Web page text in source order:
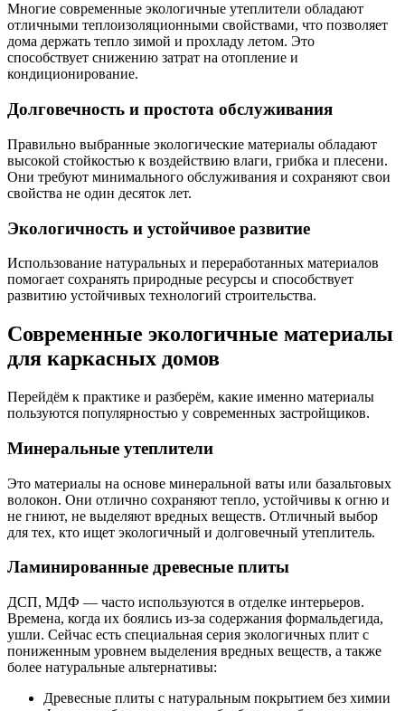
Многие современные экологичные утеплители обладают
отличными теплоизоляционными свойствами, что позволяет
дома держать тепло зимой и прохладу летом. Это
способствует снижению затрат на отопление и
кондиционирование.
Долговечность и простота обслуживания
Правильно выбранные экологические материалы обладают
высокой стойкостью к воздействию влаги, грибка и плесени.
Они требуют минимального обслуживания и сохраняют свои
свойства не один десяток лет.
Экологичность и устойчивое развитие
Использование натуральных и переработанных материалов
помогает сохранять природные ресурсы и способствует
развитию устойчивых технологий строительства.
Современные экологичные материалы
для каркасных домов
Перейдём к практике и разберём, какие именно материалы
пользуются популярностью у современных застройщиков.
Минеральные утеплители
Это материалы на основе минеральной ваты или базальтовых
волокон. Они отлично сохраняют тепло, устойчивы к огню и
не гниют, не выделяют вредных веществ. Отличный выбор
для тех, кто ищет экологичный и долговечный утеплитель.
Ламинированные древесные плиты
ДСП, МДФ — часто используются в отделке интерьеров.
Времена, когда их боялись из-за содержания формальдегида,
ушли. Сейчас есть специальная серия экологичных плит с
пониженным уровнем выделения вредных веществ, а также
более натуральные альтернативы:
Древесные плиты с натуральным покрытием без химии